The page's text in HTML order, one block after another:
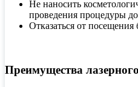
Не наносить
проведения процедуры
Отказаться от
Преимущества